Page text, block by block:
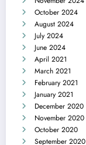
October 2024
August 2024
July 2024
June 2024
April 2021
March 2021
February 2021
January 2021
December 2020
November 2020
October 2020
September 2020